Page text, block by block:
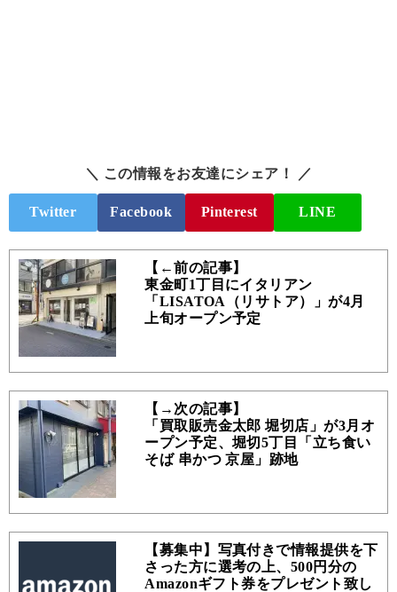
＼ この情報をお友達にシェア！ ／
Twitter Facebook Pinterest LINE
【←前の記事】
東金町1丁目にイタリアン
「LISATOA（リサトア）」が4月
上旬オープン予定
【→次の記事】
「買取販売金太郎 堀切店」が3月オ
ープン予定、堀切5丁目「立ち食い
そば 串かつ 京屋」跡地
【募集中】写真付きで情報提供を下
さった方に選考の上、500円分の
Amazonギフト券をプレゼント致し